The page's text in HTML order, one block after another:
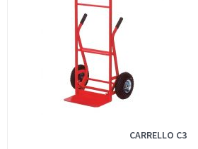
CARRELLO C3